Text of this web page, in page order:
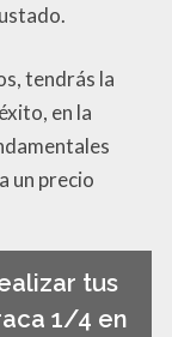
tendrás la
en la
un precio
tus
1/4 en